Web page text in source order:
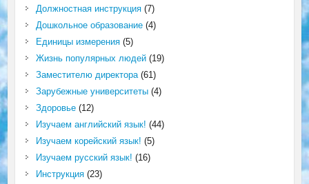
Должностная инструкция(7)
Дошкольное образование(4)
Единицы измерения(5)
Жизнь популярных людей(19)
Заместителю директора(61)
Зарубежные университеты(4)
Здоровье(12)
Изучаем английский язык! (44)
Изучаем корейский язык! (5)
Изучаем русский язык! (16)
Инструкция(23)